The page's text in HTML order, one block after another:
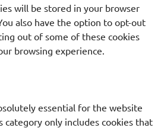
will be stored in your browser
also have the option to opt-out
out of some of these cookies
browsing experience.
essential for the website
category only includes cookies that